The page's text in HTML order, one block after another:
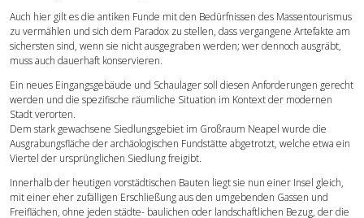
Auch hier gilt es die antiken Funde mit den Bedürfnissen des Massentourismus
zu vermählen und sich dem Paradox zu stellen, dass vergangene Artefakte am
sichersten sind, wenn sie nicht ausgegraben werden; wer dennoch ausgräbt,
muss auch dauerhaft konservieren.
Ein neues Eingangsgebäude und Schaulager soll diesen Anforderungen gerecht
werden und die spezifische räumliche Situation im Kontext der modernen
Stadt verorten.
Dem stark gewachsene Siedlungsgebiet im Großraum Neapel wurde die
Ausgrabungsfläche der archäologischen Fundstätte abgetrotzt, welche etwa ein
Viertel der ursprünglichen Siedlung freigibt.
Innerhalb der heutigen vorstädtischen Bauten liegt sie nun einer Insel gleich,
mit einer eher zufälligen Erschließung aus den umgebenden Gassen und
Freiflächen, ohne jeden städte- baulichen oder landschaftlichen Bezug, der die